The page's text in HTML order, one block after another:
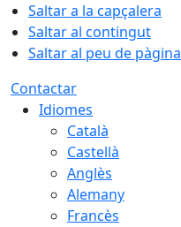
Saltar a la capçalera
Saltar al contingut
Saltar al peu de pàgina
Contactar
Idiomes
Català
Castellà
Anglès
Alemany
Francès